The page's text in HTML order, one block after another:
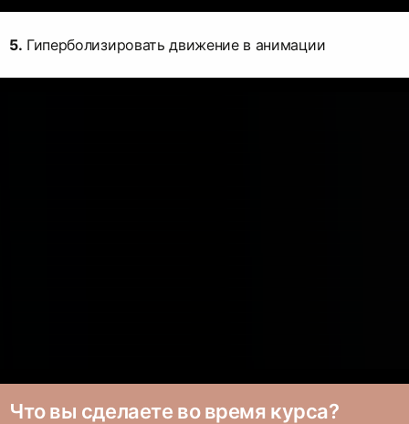
5. Гиперболизировать движение в анимации
Что вы сделаете во время курса?